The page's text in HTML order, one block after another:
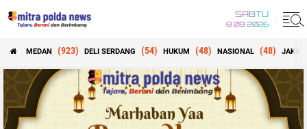
SABTU
8 08 2026
MEDAN (923) DELI SERDANG (54) HUKUM (48) NASIONAL (48)